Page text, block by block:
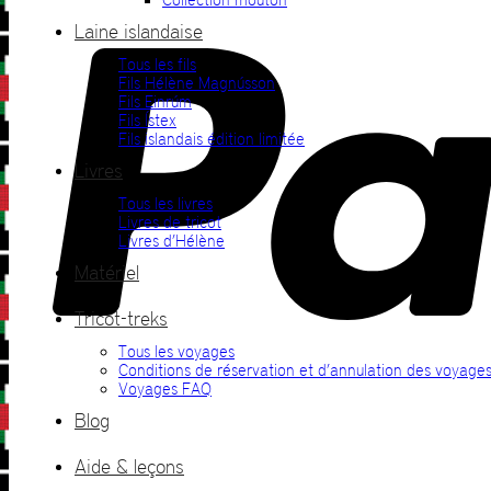
Laine islandaise
Tous les fils
Fils Hélène Magnússon
Fils Einrúm
Fils Ístex
Fils islandais édition limitée
Livres
Tous les livres
Livres de tricot
Livres d’Hélène
Matériel
Tricot-treks
Tous les voyages
Conditions de réservation et d’annulation des voyages
Voyages FAQ
Blog
Aide & leçons